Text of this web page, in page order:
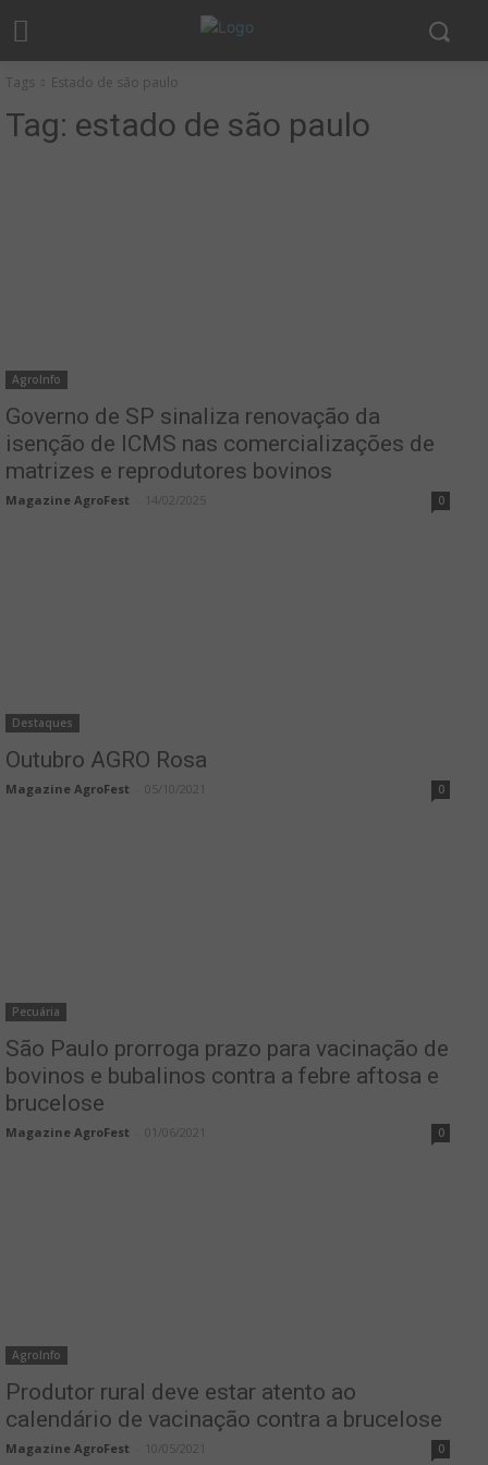
Tags Estado de são paulo
Tag: estado de são paulo
AgroInfo
Governo de SP sinaliza renovação da
isenção de ICMS nas comercializações de
matrizes e reprodutores bovinos
Magazine AgroFest 14/02/2025 0
Destaques
Outubro AGRO Rosa
Magazine AgroFest 05/10/2021 0
Pecuária
São Paulo prorroga prazo para vacinação de
bovinos e bubalinos contra a febre aftosa e
brucelose
Magazine AgroFest 01/06/2021 0
AgroInfo
Produtor rural deve estar atento ao
calendário de vacinação contra a brucelose
Magazine AgroFest 10/05/2021 0